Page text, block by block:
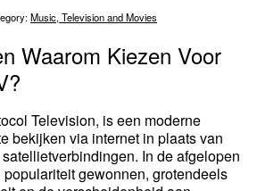
Music, Television and Movies
Waarom Kiezen Voor
Television, is een moderne
bekijken via internet in plaats van
In de afgelopen
gewonnen, grotendeels